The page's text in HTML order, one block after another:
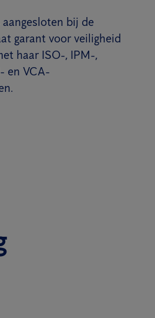
bij de
garant voor veiligheid
haar ISO-, IPM-,
en VCA-